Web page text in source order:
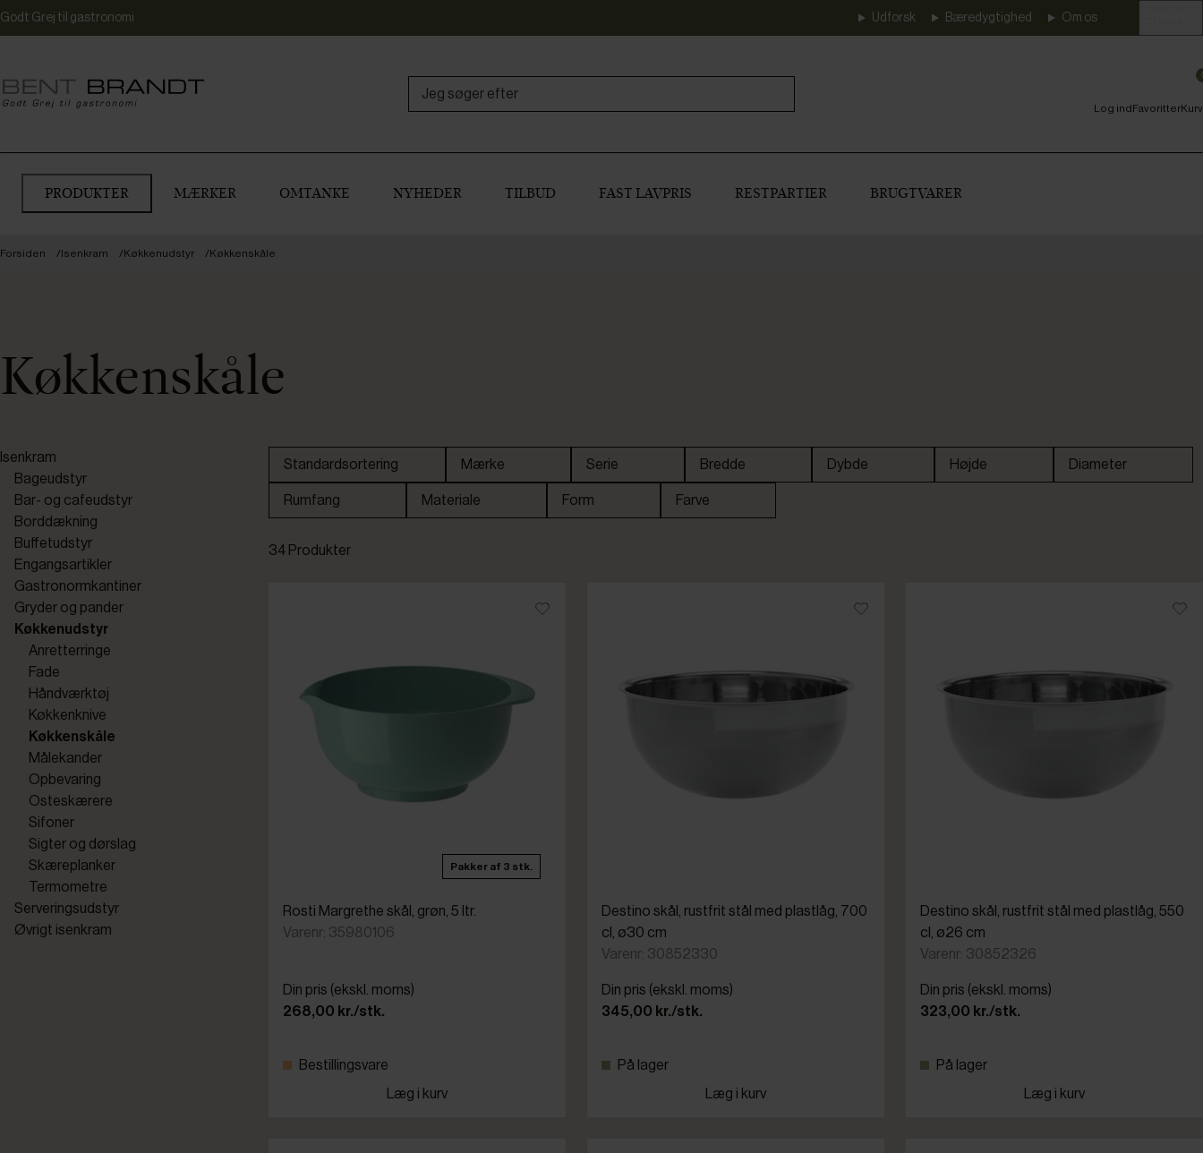
Godt Grej til gastronomi Udforsk Bæredygtighed Om os
Log indFavoritterKurv
PRODUKTER MÆRKER OMTANKE NYHEDER TILBUD FAST LAVPRIS RESTPARTIER BRUGTVARER
Forsiden Isenkram Køkkenudstyr Køkkenskåle
Køkkenskåle
Isenkram
Bageudstyr
Bar- og cafeudstyr
Borddækning
Buffetudstyr
Engangsartikler
Gastronormkantiner
Gryder og pander
Køkkenudstyr
Anretterringe
Fade
Håndværktøj
Køkkenknive
Køkkenskåle
Målekander
Opbevaring
Osteskærere
Sifoner
Sigter og dørslag
Skæreplanker
Termometre
Serveringsudstyr
Øvrigt isenkram
Standardsortering Mærke Serie Bredde Dybde Højde Diameter
Rumfang Materiale Form Farve
34 Produkter
Pakker af 3 stk.
Rosti Margrethe skål, grøn, 5 ltr.
Varenr: 35980106
Din pris (ekskl. moms)
268,00 kr./stk.
Bestillingsvare
Læg i kurv
Destino skål, rustfrit stål med plastlåg, 700
cl, ø30 cm
Varenr: 30852330
Din pris (ekskl. moms)
345,00 kr./stk.
På lager
Læg i kurv
Destino skål, rustfrit stål med plastlåg, 550
cl, ø26 cm
Varenr: 30852326
Din pris (ekskl. moms)
323,00 kr./stk.
På lager
Læg i kurv